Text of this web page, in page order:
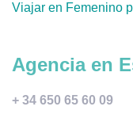
Viajar en Femenino
Agencia en
+ 34 650 65 60 09